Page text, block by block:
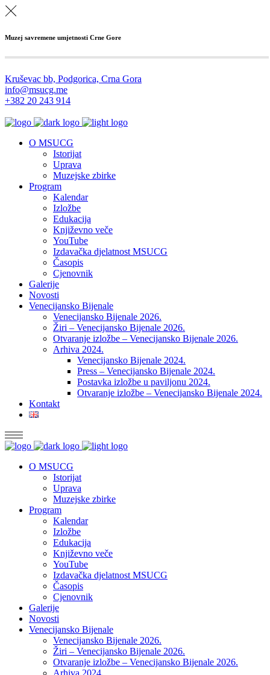
Muzej savremene umjetnosti Crne Gore
Kruševac bb, Podgorica, Crna Gora
info@msucg.me
+382 20 243 914
O MSUCG
Istorijat
Uprava
Muzejske zbirke
Program
Kalendar
Izložbe
Edukacija
Književno veče
YouTube
Izdavačka djelatnost MSUCG
Časopis
Cjenovnik
Galerije
Novosti
Venecijansko Bijenale
Venecijansko Bijenale 2026.
Žiri – Venecijansko Bijenale 2026.
Otvaranje izložbe – Venecijansko Bijenale 2026.
Arhiva 2024.
Venecijansko Bijenale 2024.
Press – Venecijansko Bijenale 2024.
Postavka izložbe u paviljonu 2024.
Otvaranje izložbe – Venecijansko Bijenale 2024.
Kontakt
O MSUCG
Istorijat
Uprava
Muzejske zbirke
Program
Kalendar
Izložbe
Edukacija
Književno veče
YouTube
Izdavačka djelatnost MSUCG
Časopis
Cjenovnik
Galerije
Novosti
Venecijansko Bijenale
Venecijansko Bijenale 2026.
Žiri – Venecijansko Bijenale 2026.
Otvaranje izložbe – Venecijansko Bijenale 2026.